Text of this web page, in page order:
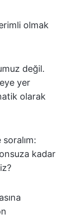
olmak
değil.
yer
olarak
kadar